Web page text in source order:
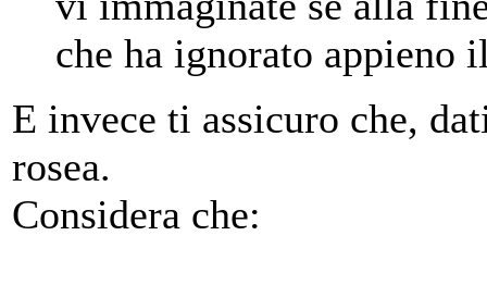
che ha ignorato appieno
E invece ti assicuro che,
rosea.
Considera che: